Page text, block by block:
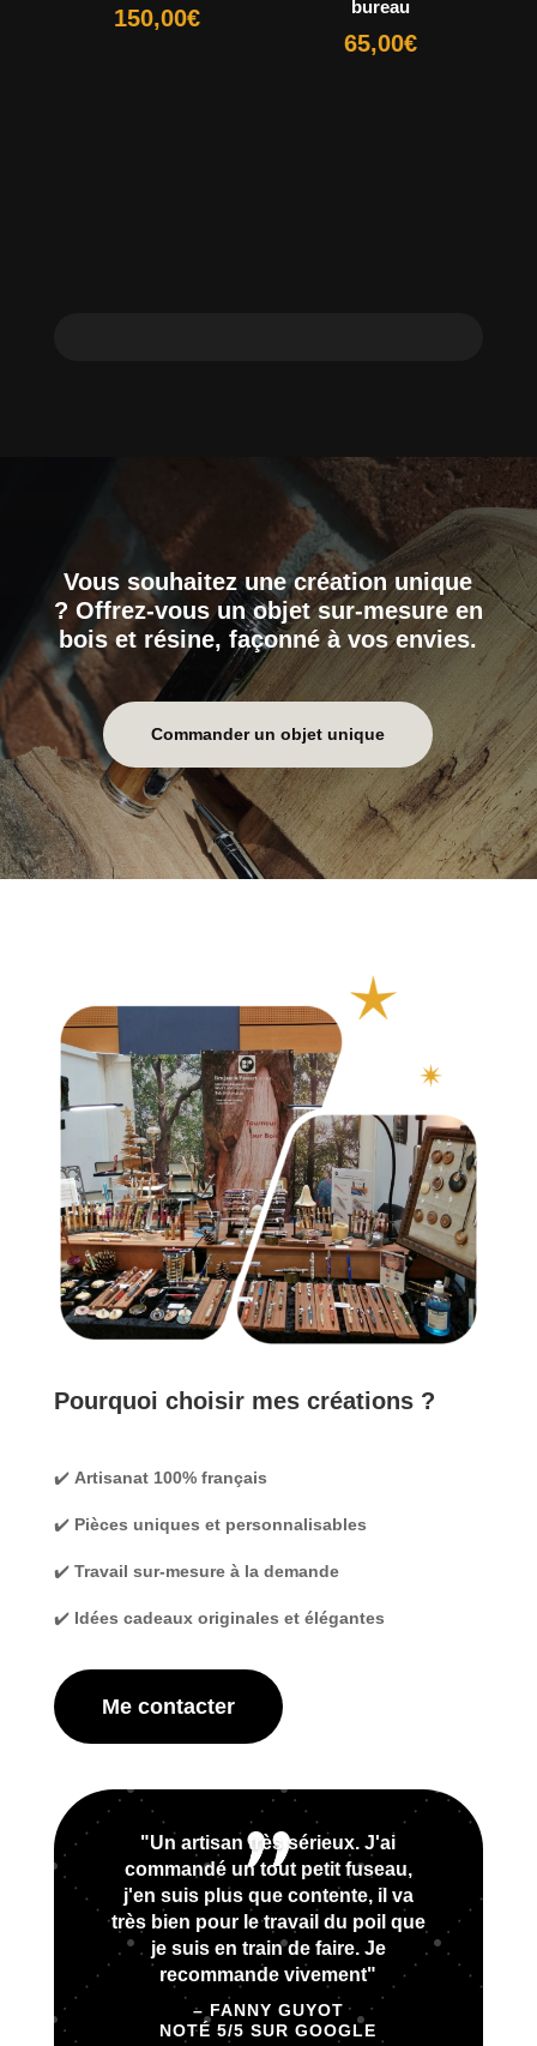
150,00€
bureau
65,00€
Vous souhaitez une création unique
? Offrez-vous un objet sur-mesure en
bois et résine, façonné à vos envies.
Commander un objet unique
Pourquoi choisir mes créations ?
✔️ Artisanat 100% français
✔️ Pièces uniques et personnalisables
✔️ Travail sur-mesure à la demande
✔️ Idées cadeaux originales et élégantes
Me contacter
"Un artisan très sérieux. J'ai
commandé un tout petit fuseau,
j'en suis plus que contente, il va
très bien pour le travail du poil que
je suis en train de faire. Je
recommande vivement"
– FANNY GUYOT
NOTÉ 5/5 SUR GOOGLE